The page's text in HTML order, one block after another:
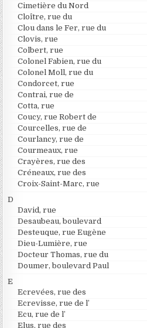
Cimetière du Nord
Cloître, rue du
Clou dans le Fer, rue du
Clovis, rue
Colbert, rue
Colonel Fabien, rue du
Colonel Moll, rue du
Condorcet, rue
Contrai, rue de
Cotta, rue
Coucy, rue Robert de
Courcelles, rue de
Courlancy, rue de
Courmeaux, rue
Crayères, rue des
Créneaux, rue des
Croix-Saint-Marc, rue
D
David, rue
Desaubeau, boulevard
Desteuque, rue Eugène
Dieu-Lumière, rue
Docteur Thomas, rue du
Doumer, boulevard Paul
E
Ecrevées, rue des
Ecrevisse, rue de l’
Ecu, rue de l’
Elus, rue des